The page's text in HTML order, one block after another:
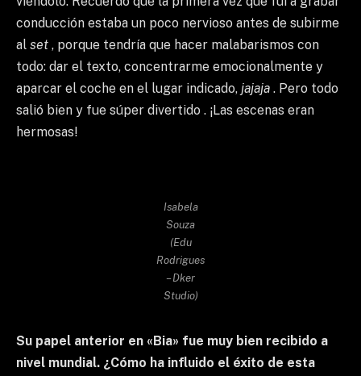
conducción estaba un poco nervioso antes de subirme
al set , porque tendría que hacer malabarismos con
todo: dar el texto, concentrarme emocionalmente y
aparcar el coche en el lugar indicado, jajaja . Pero todo
salió bien y fue súper divertido . ¡Las escenas eran
hermosas!
Isabela
Souza
(Edu
Rodrigues
– Dker
Studio)
Su papel anterior en «Bia» fue muy bien recibido a
nivel mundial. ¿Cómo ha influido el éxito de esta